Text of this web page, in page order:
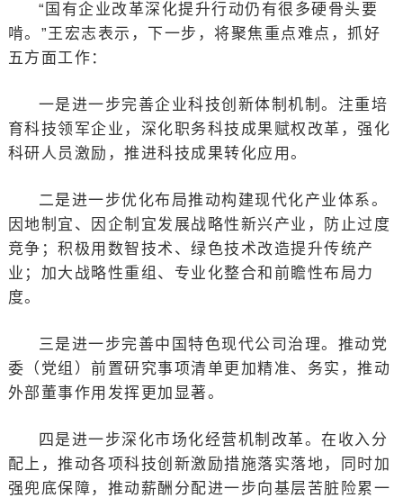
“国有企业改革深化提升行动仍有很多硬骨头要
啃。”王宏志表示，下一步，将聚焦重点难点，抓好
五方面工作：
一是进一步完善企业科技创新体制机制。注重培
育科技领军企业，深化职务科技成果赋权改革，强化
科研人员激励，推进科技成果转化应用。
二是进一步优化布局推动构建现代化产业体系。
因地制宜、因企制宜发展战略性新兴产业，防止过度
竞争；积极用数智技术、绿色技术改造提升传统产
业；加大战略性重组、专业化整合和前瞻性布局力
度。
三是进一步完善中国特色现代公司治理。推动党
委（党组）前置研究事项清单更加精准、务实，推动
外部董事作用发挥更加显著。
四是进一步深化市场化经营机制改革。在收入分
配上，推动各项科技创新激励措施落实落地，同时加
强兜底保障，推动薪酬分配进一步向基层苦脏险累一